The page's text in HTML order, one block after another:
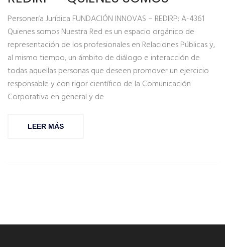
Personería Jurídica FUNDACIÓN INNOVAS – REDIRP: A-4361
Quienes somos Nuestra Red es un espacio orgánico de
representación de los profesionales en Relaciones Públicas y,
al mismo tiempo, un ámbito de diálogo e interacción de
todas aquellas personas que deseen promover un ejercicio
responsable y con rigor científico de la Comunicación
Corporativa en general y de
LEER MÁS